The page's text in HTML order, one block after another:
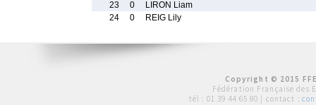
23
0
LIRON Liam
24
0 REIG Lily
Copyright © 2015
Fédération Française des
tél : 01 39 44 65 80 | contact :